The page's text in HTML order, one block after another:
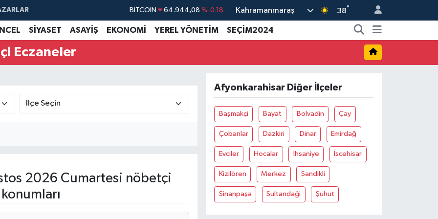
BITCOIN 64.944,08 %-0.18
DOLAR 47,7436 %0.18
EURO 55,2510 %0.32
BİST100 13.779
Kahramanmaraş 38°
SİYASET ASAYİŞ EKONOMİ YEREL YÖNETİM SEÇİM2024
Eczaneler
2026 Cumartesi nöbetçi
Afyonkarahisar Diğer İlçeler
Başmakçi Bayat Bolvadin Çay
Çobanlar Dazkiri Dinar Emirdağ
Evciler Hocalar İhsaniye İscehisar
Kizilören Merkez Sandikli
Sinanpaşa Sultandaği Şuhut